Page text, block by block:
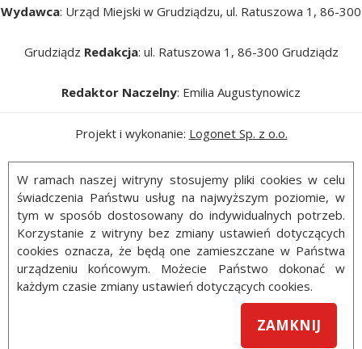
Wydawca: Urząd Miejski w Grudziądzu, ul. Ratuszowa 1, 86-300
Grudziądz Redakcja: ul. Ratuszowa 1, 86-300 Grudziądz
Redaktor Naczelny: Emilia Augustynowicz
Projekt i wykonanie: Logonet Sp. z o.o.
W ramach naszej witryny stosujemy pliki cookies w celu
świadczenia Państwu usług na najwyższym poziomie, w
tym w sposób dostosowany do indywidualnych potrzeb.
Korzystanie z witryny bez zmiany ustawień dotyczących
cookies oznacza, że będą one zamieszczane w Państwa
urządzeniu końcowym. Możecie Państwo dokonać w
każdym czasie zmiany ustawień dotyczących cookies.
ZAMKNIJ